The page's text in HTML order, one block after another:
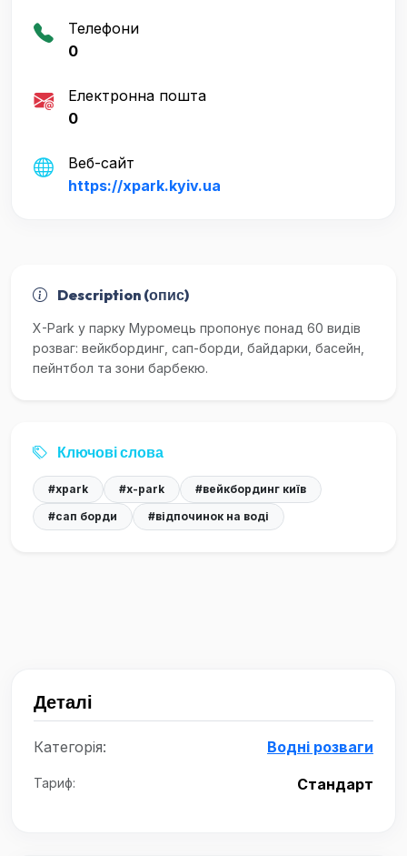
Телефони
0
Електронна пошта
0
Веб-сайт
https://xpark.kyiv.ua
Description (опис)
X-Park у парку Муромець пропонує понад 60 видів
розваг: вейкбординг, сап-борди, байдарки, басейн,
пейнтбол та зони барбекю.
Ключові слова
#xpark #x-park
#вейкбординг київ
#сап борди
#відпочинок на воді
Деталі
Категорія: Водні розваги
Тариф: Стандарт